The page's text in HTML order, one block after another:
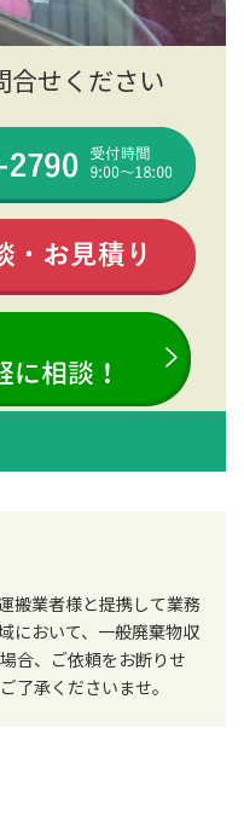
合せください
搬業者様と提携して業務
において、一般廃棄物収
合、ご依頼をお断りせ
了承くださいませ。